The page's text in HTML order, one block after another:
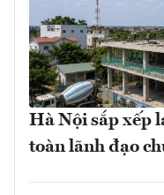
Hà Nội sắp xếp
toàn lãnh đạo